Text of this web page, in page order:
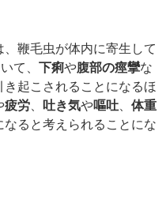
、鞭毛虫が体内に寄生して
て、下痢や腹部の痙攣な
起こされることになるほ
疲労 吐き気や嘔吐 、体重
ると考えられることにな